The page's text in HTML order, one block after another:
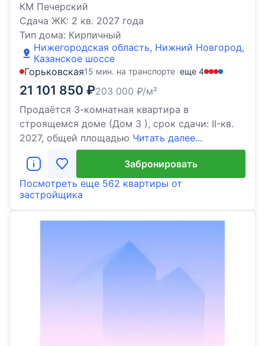
КМ Печерский
Сдача ЖК: 2 кв. 2027 года
Тип дома: Кирпичный
Нижегородская область, Нижний Новгород,
Казанское шоссе
Горьковская15 мин. на транспорте еще 4
21 101 850 ₽203 000 ₽/м²
Продаётся 3-комнатная квартира в
строящемся доме (Дом 3 ), срок сдачи: II-кв.
2027, общей площадью Читать далее...
Забронировать
Посмотреть еще 562 квартиры от
застройщика